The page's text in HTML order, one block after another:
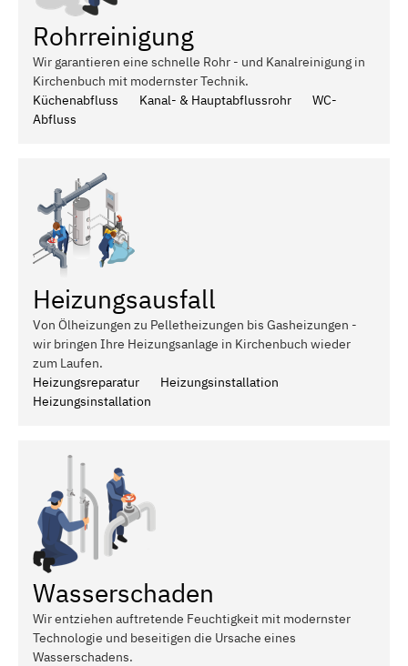
Rohrreinigung
Wir garantieren eine schnelle Rohr - und Kanalreinigung in
Kirchenbuch mit modernster Technik.
Küchenabfluss
Kanal- & Hauptabflussrohr
WC-
Abfluss
Heizungsausfall
Von Ölheizungen zu Pelletheizungen bis Gasheizungen -
wir bringen Ihre Heizungsanlage in Kirchenbuch wieder
zum Laufen.
Heizungsreparatur
Heizungsinstallation
Heizungsinstallation
Wasserschaden
Wir entziehen auftretende Feuchtigkeit mit modernster
Technologie und beseitigen die Ursache eines
Wasserschadens.